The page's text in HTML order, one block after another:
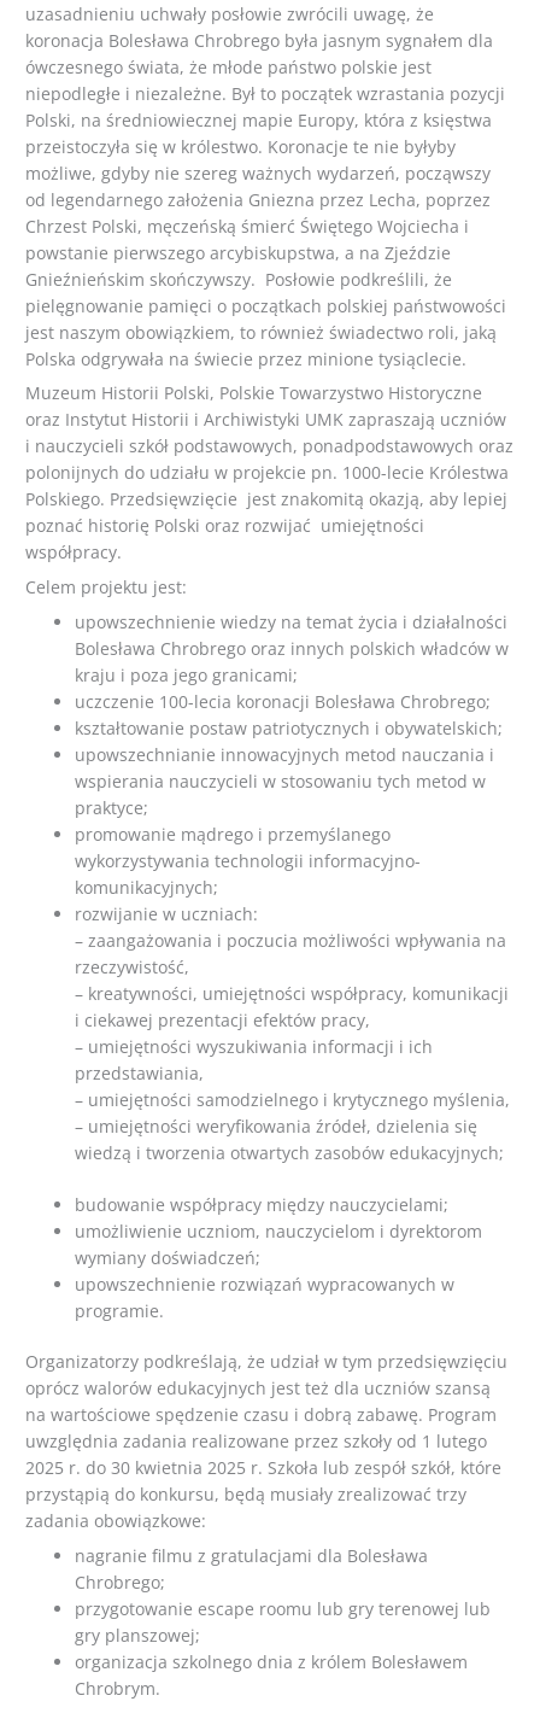
uzasadnieniu uchwały posłowie zwrócili uwagę, że
koronacja Bolesława Chrobrego była jasnym sygnałem dla
ówczesnego świata, że młode państwo polskie jest
niepodległe i niezależne. Był to początek wzrastania pozycji
Polski, na średniowiecznej mapie Europy, która z księstwa
przeistoczyła się w królestwo. Koronacje te nie byłyby
możliwe, gdyby nie szereg ważnych wydarzeń, począwszy
od legendarnego założenia Gniezna przez Lecha, poprzez
Chrzest Polski, męczeńską śmierć Świętego Wojciecha i
powstanie pierwszego arcybiskupstwa, a na Zjeździe
Gnieźnieńskim skończywszy. Posłowie podkreślili, że
pielęgnowanie pamięci o początkach polskiej państwowości
jest naszym obowiązkiem, to również świadectwo roli, jaką
Polska odgrywała na świecie przez minione tysiąclecie.
Muzeum Historii Polski, Polskie Towarzystwo Historyczne
oraz Instytut Historii i Archiwistyki UMK zapraszają uczniów
i nauczycieli szkół podstawowych, ponadpodstawowych oraz
polonijnych do udziału w projekcie pn. 1000-lecie Królestwa
Polskiego. Przedsięwzięcie jest znakomitą okazją, aby lepiej
poznać historię Polski oraz rozwijać umiejętności
współpracy.
Celem projektu jest:
upowszechnienie wiedzy na temat życia i działalności
Bolesława Chrobrego oraz innych polskich władców w
kraju i poza jego granicami;
uczczenie 100-lecia koronacji Bolesława Chrobrego;
kształtowanie postaw patriotycznych i obywatelskich;
upowszechnianie innowacyjnych metod nauczania i
wspierania nauczycieli w stosowaniu tych metod w
praktyce;
promowanie mądrego i przemyślanego
wykorzystywania technologii informacyjno-
komunikacyjnych;
rozwijanie w uczniach:
– zaangażowania i poczucia możliwości wpływania na
rzeczywistość,
– kreatywności, umiejętności współpracy, komunikacji
i ciekawej prezentacji efektów pracy,
– umiejętności wyszukiwania informacji i ich
przedstawiania,
– umiejętności samodzielnego i krytycznego myślenia,
– umiejętności weryfikowania źródeł, dzielenia się
wiedzą i tworzenia otwartych zasobów edukacyjnych;
budowanie współpracy między nauczycielami;
umożliwienie uczniom, nauczycielom i dyrektorom
wymiany doświadczeń;
upowszechnienie rozwiązań wypracowanych w
programie.
Organizatorzy podkreślają, że udział w tym przedsięwzięciu
oprócz walorów edukacyjnych jest też dla uczniów szansą
na wartościowe spędzenie czasu i dobrą zabawę. Program
uwzględnia zadania realizowane przez szkoły od 1 lutego
2025 r. do 30 kwietnia 2025 r. Szkoła lub zespół szkół, które
przystąpią do konkursu, będą musiały zrealizować trzy
zadania obowiązkowe:
nagranie filmu z gratulacjami dla Bolesława
Chrobrego;
przygotowanie escape roomu lub gry terenowej lub
gry planszowej;
organizacja szkolnego dnia z królem Bolesławem
Chrobrym.